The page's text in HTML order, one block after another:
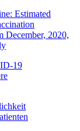
Estimated
December, 2020,
19